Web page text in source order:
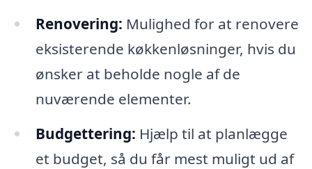
Renovering: Mulighed for at renovere
eksisterende køkkenløsninger, hvis du
ønsker at beholde nogle af de
nuværende elementer.
Budgettering: Hjælp til at planlægge
et budget, så du får mest muligt ud af